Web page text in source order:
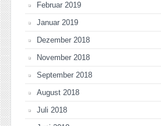
Februar 2019
Januar 2019
Dezember 2018
November 2018
September 2018
August 2018
Juli 2018